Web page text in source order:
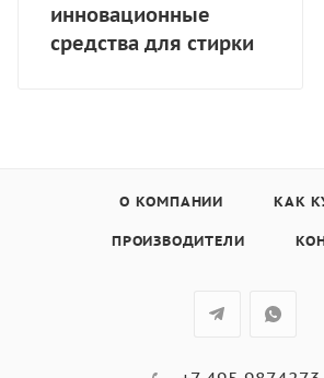
даже при низкой температуре;
— температурный режим 20-95
Страна производства: Германия.
инновационные
средства для стирки
О КОМПАНИИ КАК
ПРОИЗВОДИТЕЛИ